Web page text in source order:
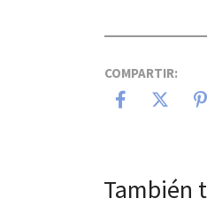
COMPARTIR:
También